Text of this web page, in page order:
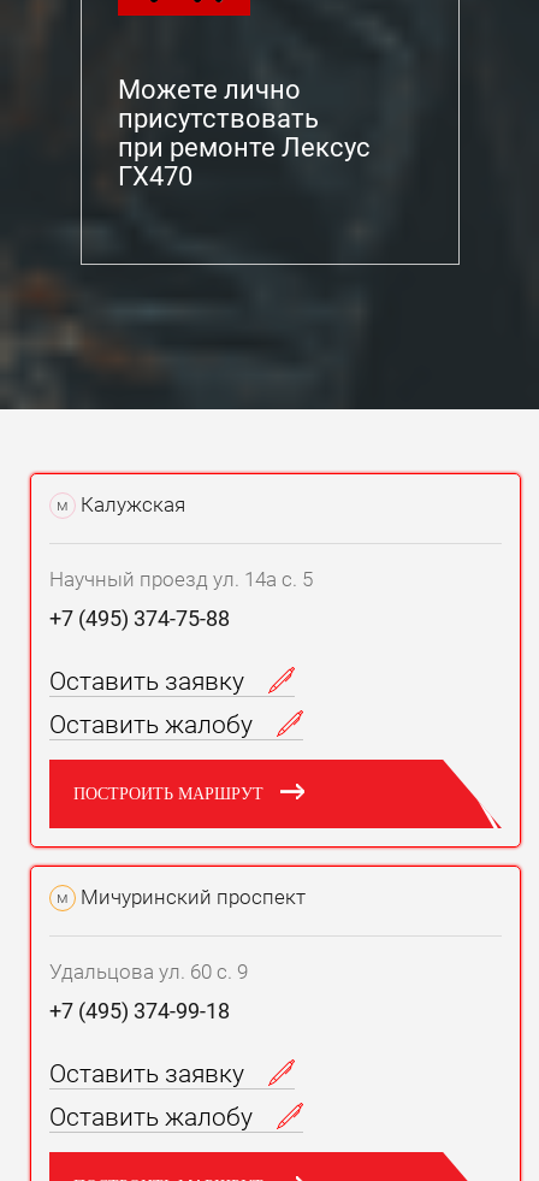
Можете лично
присутствовать
при ремонте Лексус
ГХ470
м Калужская
Научный проезд ул. 14а с. 5
+7 (495) 374-75-88
Оставить заявку
Оставить жалобу
ПОСТРОИТЬ МАРШРУТ
м Мичуринский проспект
Удальцова ул. 60 с. 9
+7 (495) 374-99-18
Оставить заявку
Оставить жалобу